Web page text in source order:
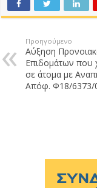
Προηγούμενο
Αύξηση
Επιδομάτων που
σε άτομα με
Απόφ. Φ18/6373/